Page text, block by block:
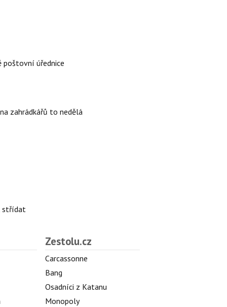
poštovní úřednice
zahrádkářů to nedělá
střídat
Zestolu.cz
Carcassonne
Bang
Osadníci z Katanu
Monopoly